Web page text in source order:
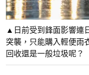
▲日前受到鋒面影響連
突襲，只能購入輕便雨
回收還是一般垃圾呢？